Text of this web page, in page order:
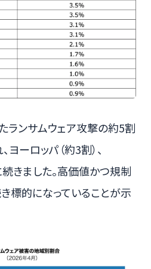
ランサムウェア攻撃の約5割
ーロッパ（約3割）、
続きました。高価値かつ規制
標的になっていることが示